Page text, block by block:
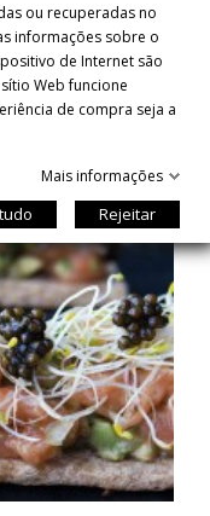
ou recuperadas no
informações sobre o
de Internet são
Web funcione
de compra seja a
Mais informações
Rejeitar